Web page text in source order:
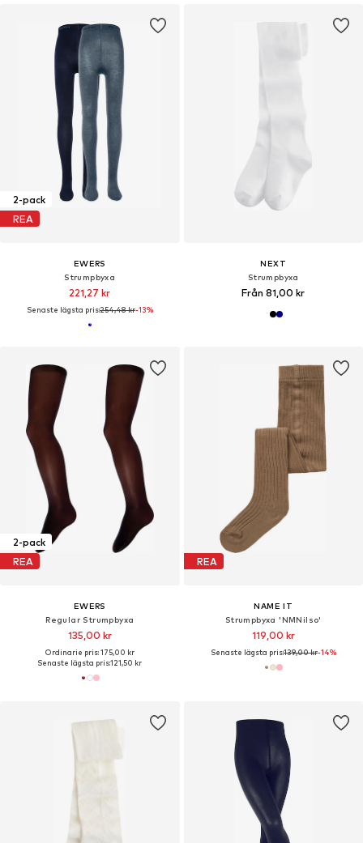
2-pack
REA
EWERS
Strumpbyxa
221,27 kr
Senaste lägsta pris:254,48 kr-13%
NEXT
Strumpbyxa
Från 81,00 kr
2-pack
REA
EWERS
Regular Strumpbyxa
135,00 kr
Ordinarie pris: 175,00 kr
Senaste lägsta pris:121,50 kr
REA
NAME IT
Strumpbyxa 'NMNilso'
119,00 kr
Senaste lägsta pris:139,00 kr-14%